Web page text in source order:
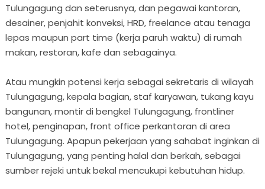
Tulungagung dan seterusnya, dan pegawai kantoran,
desainer, penjahit konveksi, HRD, freelance atau tenaga
lepas maupun part time (kerja paruh waktu) di rumah
makan, restoran, kafe dan sebagainya.
Atau mungkin potensi kerja sebagai sekretaris di wilayah
Tulungagung, kepala bagian, staf karyawan, tukang kayu
bangunan, montir di bengkel Tulungagung, frontliner
hotel, penginapan, front office perkantoran di area
Tulungagung. Apapun pekerjaan yang sahabat inginkan di
Tulungagung, yang penting halal dan berkah, sebagai
sumber rejeki untuk bekal mencukupi kebutuhan hidup.